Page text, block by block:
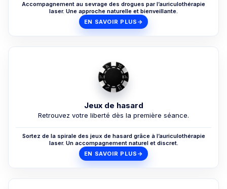
Accompagnement au sevrage des drogues par l’auriculothérapie
laser. Une approche naturelle et bienveillante.
EN SAVOIR PLUS →
Jeux de hasard
Retrouvez votre liberté dès la première séance.
Sortez de la spirale des jeux de hasard grâce à l’auriculothérapie
laser. Un accompagnement naturel et discret.
EN SAVOIR PLUS →